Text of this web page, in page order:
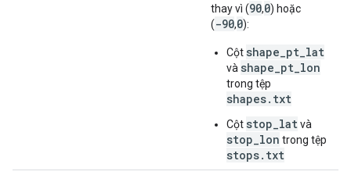
thay vì (90,0) hoặc
(-90,0):
Cột shape_pt_lat
và shape_pt_lon
trong tệp
shapes.txt
Cột stop_latvà
stop_lon trong tệp
stops.txt